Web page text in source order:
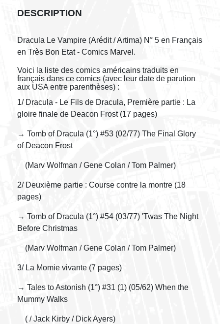
DESCRIPTION
Dracula Le Vampire (Arédit / Artima) N° 5 en Français
en Très Bon Etat - Comics Marvel.
Voici la liste des comics américains traduits en
français dans ce comics (avec leur date de parution
aux USA entre parenthèses) :
1/ Dracula - Le Fils de Dracula, Première partie : La
gloire finale de Deacon Frost (17 pages)
→ Tomb of Dracula (1°) #53 (02/77) The Final Glory
of Deacon Frost
(Marv Wolfman / Gene Colan / Tom Palmer)
2/ Deuxième partie : Course contre la montre (18
pages)
→ Tomb of Dracula (1°) #54 (03/77) 'Twas The Night
Before Christmas
(Marv Wolfman / Gene Colan / Tom Palmer)
3/ La Momie vivante (7 pages)
→ Tales to Astonish (1°) #31 (1) (05/62) When the
Mummy Walks
( / Jack Kirby / Dick Ayers)